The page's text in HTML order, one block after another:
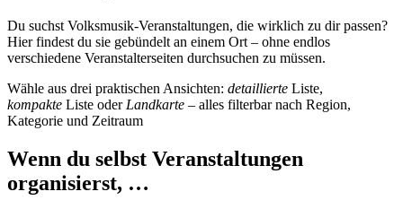
Du suchst Volksmusik-Veranstaltungen, die wirklich zu dir passen?
Hier findest du sie gebündelt an einem Ort – ohne endlos
verschiedene Veranstalterseiten durchsuchen zu müssen.
Wähle aus drei praktischen Ansichten: detaillierte Liste,
kompakte Liste oder Landkarte – alles filterbar nach Region,
Kategorie und Zeitraum
Wenn du selbst Veranstaltungen
organisierst, …